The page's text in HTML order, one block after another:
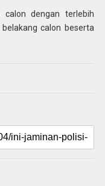
calon dengan terlebih
calon beserta